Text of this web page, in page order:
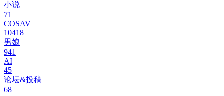
小说
71
COSAV
10418
男娘
941
AI
45
论坛&投稿
68